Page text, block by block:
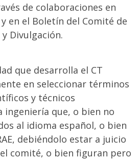
de colaboraciones en
en el Boletín del Comité de
Divulgación.
que desarrolla el CT
en seleccionar términos
y técnicos
ingeniería que, o bien no
al idioma español, o bien
debiéndolo estar a juicio
comité, o bien figuran pero